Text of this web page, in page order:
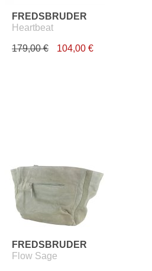
FREDSBRUDER
Heartbeat
179,00 € 104,00 €
FREDSBRUDER
Flow Sage